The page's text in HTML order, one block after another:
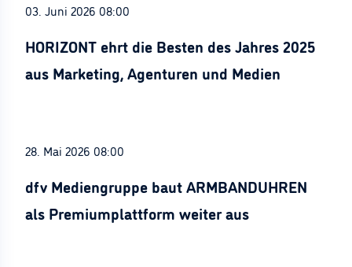
03. Juni 2026 08:00
HORIZONT ehrt die Besten des Jahres 2025
aus Marketing, Agenturen und Medien
28. Mai 2026 08:00
dfv Mediengruppe baut ARMBANDUHREN
als Premiumplattform weiter aus